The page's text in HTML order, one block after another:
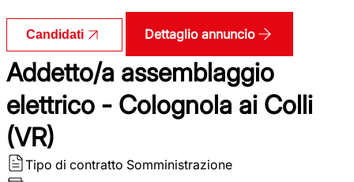
Candidati Dettaglio annuncio
Addetto/a assemblaggio
elettrico - Colognola ai Colli
(VR)
Tipo di contratto Somministrazione